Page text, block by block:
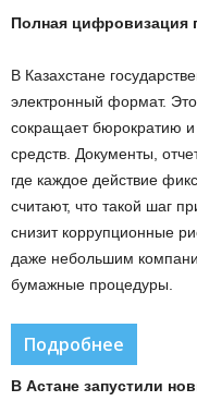
Полная цифровизация
В Казахстане
электронный формат.
сокращает бюрократию и
средств. Документы,
где каждое действие
считают, что такой шаг
снизит коррупционные
даже небольшим
бумажные процедуры.
Подробнее
В Астане запустили